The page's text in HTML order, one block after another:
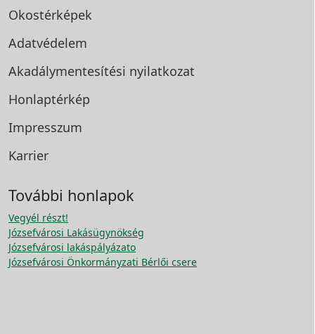
Okostérképek
Adatvédelem
Akadálymentesítési nyilatkozat
Honlaptérkép
Impresszum
Karrier
További honlapok
Vegyél részt!
Józsefvárosi Lakásügynökség
Józsefvárosi lakáspályázato
Józsefvárosi Önkormányzati Bérlői csere